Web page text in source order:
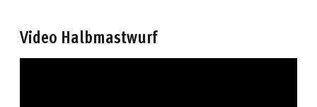
Video Halbmastwurf